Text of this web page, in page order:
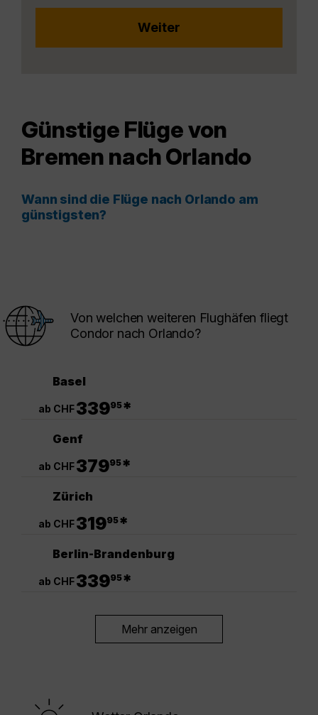
Günstige Flüge von
Bremen nach Orlando
Wann sind die Flüge nach Orlando am
günstigsten?
Von welchen weiteren Flughäfen fliegt
Condor nach Orlando?
Basel
ab CHF33995*
Genf
ab CHF37995*
Zürich
ab CHF31995*
Berlin-Brandenburg
ab CHF33995*
Mehr anzeigen